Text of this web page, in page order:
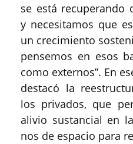
se está recuperando
y necesitamos que
un crecimiento
pensemos en esos
como externos”. En
destacó la
los privados, que
alivio sustancial en
nos de espacio para